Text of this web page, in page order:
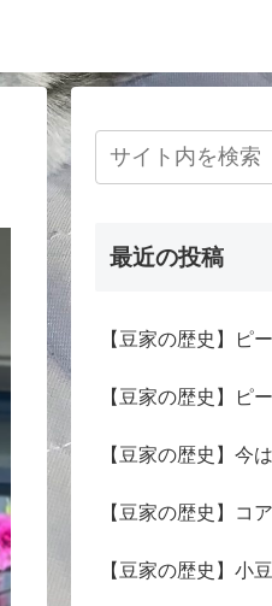
最近の投稿
【豆家の歴史】ピ
【豆家の歴史】ピ
【豆家の歴史】今
【豆家の歴史】コ
【豆家の歴史】小豆